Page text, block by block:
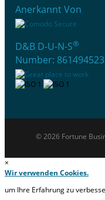
Anerkannt Von
D&B D-U-N-S®
Number: 861494523
© 2026 Fortune
×
Wir verwenden Cookies.
um Ihre Erfahrung zu